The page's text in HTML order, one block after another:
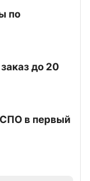
по
до 20
в первый